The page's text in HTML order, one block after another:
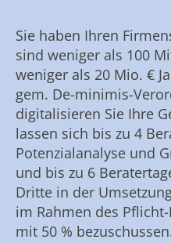
Sie haben Ihren
sind weniger als 100
weniger als 20 Mio. €
gem. De-minimis-
digitalisieren Sie Ihre
lassen sich bis zu 4
Potenzialanalyse und
und bis zu 6
Dritte in der
im Rahmen des
mit 50 %